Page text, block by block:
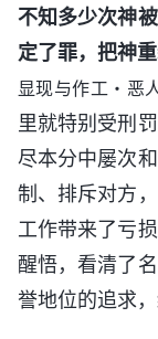
不知多少次神
定了罪，把神
显现与作工・恶
里就特别受刑
尽本分中屡次
制、排斥对方
工作带来了亏
醒悟，看清了
誉地位的追求